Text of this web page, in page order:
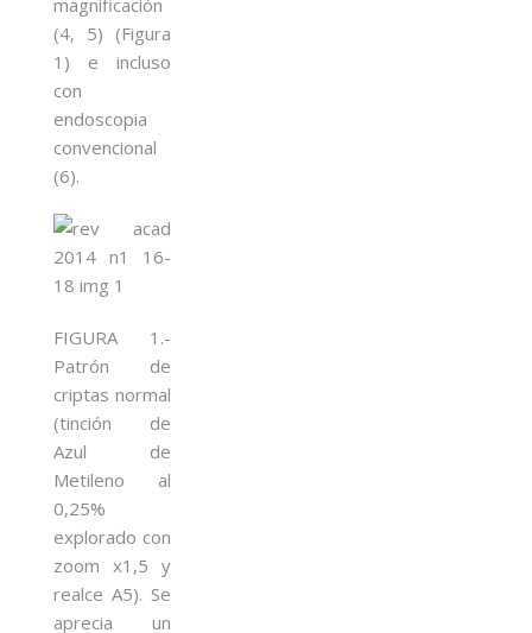
(4, 5) (Figura
1) e incluso
con
endoscopia
convencional
(6).
FIGURA 1.-
Patrón de
criptas normal
(tinción de
Azul de
Metileno al
0,25%
explorado con
zoom x1,5 y
realce A5). Se
aprecia un